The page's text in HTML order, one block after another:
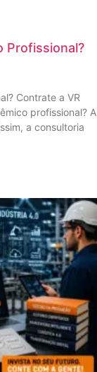
Profissional?
Contrate a VR
profissional? A
a consultoria